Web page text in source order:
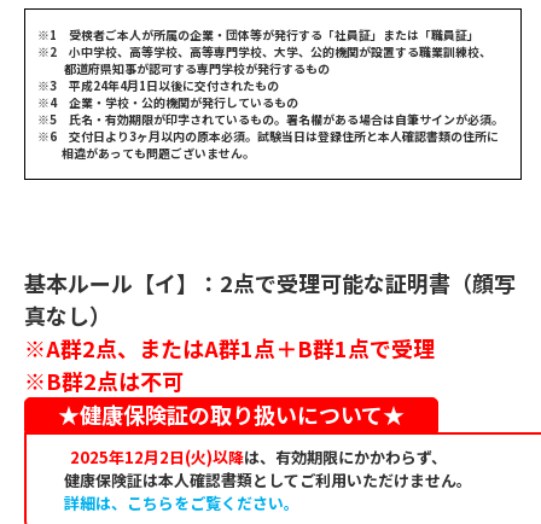
※1 受検者ご本人が所属の企業・団体等が発行する「社員証」または「職員証」
※2 小中学校、高等学校、高等専門学校、大学、公的機関が設置する職業訓練校、
都道府県知事が認可する専門学校が発行するもの
※3 平成24年4月1日以後に交付されたもの
※4 企業・学校・公的機関が発行しているもの
※5 氏名・有効期限が印字されているもの。署名欄がある場合は自筆サインが必須。
※6 交付日より3ヶ月以内の原本必須。試験当日は登録住所と本人確認書類の住所に
相違があっても問題ございません。
基本ルール【イ】：2点で受理可能な証明書（顔写
真なし）
※A群2点、またはA群1点＋B群1点で受理
※B群2点は不可
★健康保険証の取り扱いについて★
2025年12月2日(火)以降は、有効期限にかかわらず、
健康保険証は本人確認書類としてご利用いただけません。
詳細は、こちらをご覧ください。